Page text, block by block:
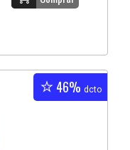
46% dcto